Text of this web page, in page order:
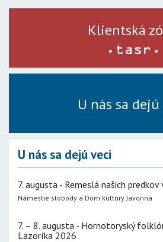
Klientská
U nás sa
U nás sa dejú veci
7. augusta - Remeslá našich predkov
Námestie slobody a Dom kultúry Javorina
7. – 8. augusta - Hornotoryský
Lazoríka 2026